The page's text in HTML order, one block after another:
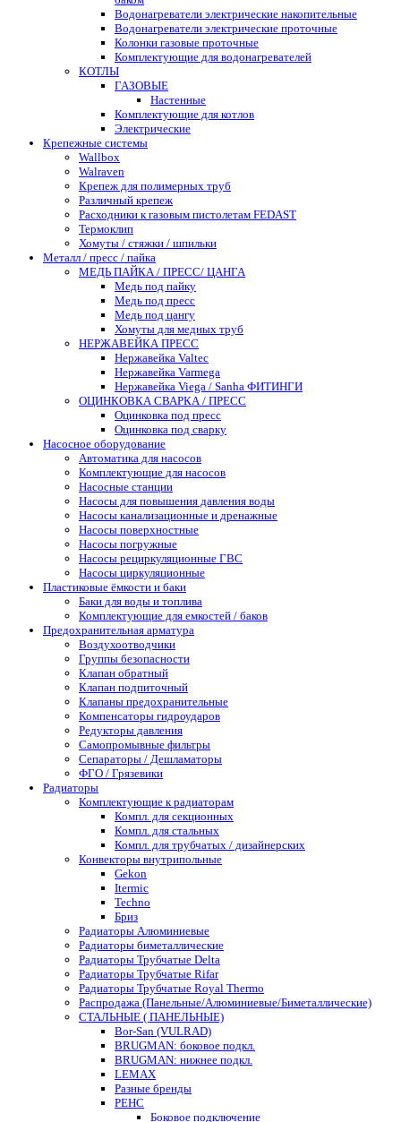
Водонагреватели электрические накопительные
Водонагреватели электрические проточные
Колонки газовые проточные
Комплектующие для водонагревателей
КОТЛЫ
ГАЗОВЫЕ
Настенные
Комплектующие для котлов
Электрические
Крепежные системы
Wallbox
Walraven
Крепеж для полимерных труб
Различный крепеж
Расходники к газовым пистолетам FEDAST
Термоклип
Хомуты / стяжки / шпильки
Металл / пресс / пайка
МЕДЬ ПАЙКА / ПРЕСС/ ЦАНГА
Медь под пайку
Медь под пресс
Медь под цангу
Хомуты для медных труб
НЕРЖАВЕЙКА ПРЕСС
Нержавейка Valtec
Нержавейка Varmega
Нержавейка Viega / Sanha ФИТИНГИ
ОЦИНКОВКА СВАРКА / ПРЕСС
Оцинковка под пресс
Оцинковка под сварку
Насосное оборудование
Автоматика для насосов
Комплектующие для насосов
Насосные станции
Насосы для повышения давления воды
Насосы канализационные и дренажные
Насосы поверхностные
Насосы погружные
Насосы рециркуляционные ГВС
Насосы циркуляционные
Пластиковые ёмкости и баки
Баки для воды и топлива
Комплектующие для емкостей / баков
Предохранительная арматура
Воздухоотводчики
Группы безопасности
Клапан обратный
Клапан подпиточный
Клапаны предохранительные
Компенсаторы гидроударов
Редукторы давления
Самопромывные фильтры
Сепараторы / Дешламаторы
ФГО / Грязевики
Радиаторы
Комплектующие к радиаторам
Компл. для секционных
Компл. для стальных
Компл. для трубчатых / дизайнерских
Конвекторы внутрипольные
Gekon
Itermic
Techno
Бриз
Радиаторы Алюминиевые
Радиаторы биметаллические
Радиаторы Трубчатые Delta
Радиаторы Трубчатые Rifar
Радиаторы Трубчатые Royal Thermo
Распродажа (Панельные/Алюминиевые/Биметаллические)
СТАЛЬНЫЕ ( ПАНЕЛЬНЫЕ)
Bor-San (VULRAD)
BRUGMAN: боковое подкл.
BRUGMAN: нижнее подкл.
LEMAX
Разные бренды
РЕНС
Боковое подключение